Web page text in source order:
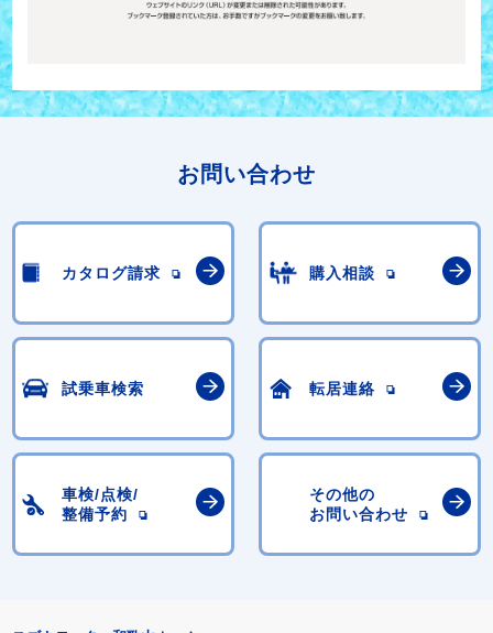
お問い合わせ
カタログ請求 購入相談
試乗車検索 転居連絡
車検/点検/
整備予約
その他の
お問い合わせ